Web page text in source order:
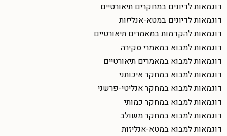
דוגמאות לדיונים במחקרים תיאורטיים
דוגמאות לדיונים במטא-אנליזות
דוגמאות להקדמות במאמרים תיאורטיים
דוגמאות למבוא במאמרי סקירה
דוגמאות למבוא במאמרים תיאורטיים
דוגמאות למבוא במחקר איכותני
דוגמאות למבוא במחקר אנליטי-פרשני
דוגמאות למבוא במחקר כמותי
דוגמאות למבוא במחקר משולב
דוגמאות למבוא במטא-אנליזות